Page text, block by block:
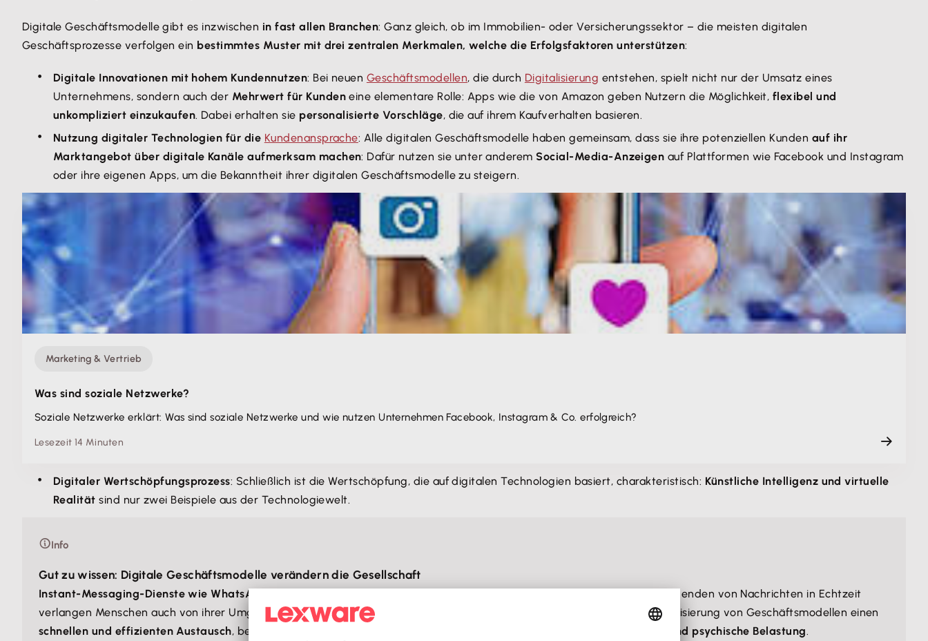
Digitale Geschäftsmodelle gibt es inzwischen in fast allen Branchen: Ganz gleich, ob im Immobilien- oder Versicherungssektor – die meisten digitalen
Geschäftsprozesse verfolgen ein bestimmtes Muster mit drei zentralen Merkmalen, welche die Erfolgsfaktoren unterstützen:
Digitale Innovationen mit hohem Kundennutzen: Bei neuen Geschäftsmodellen, die durch Digitalisierung entstehen, spielt nicht nur der Umsatz eines
Unternehmens, sondern auch der Mehrwert für Kunden eine elementare Rolle: Apps wie die von Amazon geben Nutzern die Möglichkeit, flexibel und
unkompliziert einzukaufen. Dabei erhalten sie personalisierte Vorschläge, die auf ihrem Kaufverhalten basieren.
Nutzung digitaler Technologien für die Kundenansprache: Alle digitalen Geschäftsmodelle haben gemeinsam, dass sie ihre potenziellen Kunden auf ihr
Marktangebot über digitale Kanäle aufmerksam machen: Dafür nutzen sie unter anderemSocial-Media-Anzeigen auf Plattformen wie Facebook und Instagram
oder ihre eigenen Apps, um die Bekanntheit ihrer digitalen Geschäftsmodelle zu steigern.
Marketing & Vertrieb
Was sind soziale Netzwerke?
Soziale Netzwerke erklärt: Was sind soziale Netzwerke und wie nutzen Unternehmen Facebook, Instagram & Co. erfolgreich?
Lesezeit 14 Minuten
Digitaler Wertschöpfungsprozess: Schließlich ist die Wertschöpfung, die auf digitalen Technologien basiert, charakteristisch: Künstliche Intelligenz und virtuelle
Realität sind nur zwei Beispiele aus der Technologiewelt.
Info
Gut zu wissen: Digitale Geschäftsmodelle verändern die Gesellschaft
Instant-Messaging-Dienste wie WhatsApp
zeigen, wie digitale Geschäftsmodelle die Gesellschaft verändern. Durch das Senden von Nachrichten in Echtzeit
verlangen Menschen auch von ihrer Umgebung eineständige Erreichbarkeit
. Zum einen ermöglicht diese Form der Digitalisierung von Geschäftsmodellen einen
schnellen und effizienten Austausch, beeinflusst zum anderen aber auch die zwischenmenschliche Erwartungshaltung und psychische Belastung.